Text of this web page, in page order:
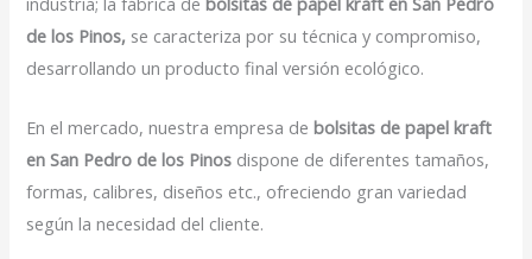
de los Pinos, se caracteriza por su técnica y compromiso,
desarrollando un producto final versión ecológico.
En el mercado, nuestra empresa debolsitas de papel kraft
en San Pedro de los Pinos dispone de diferentes tamaños,
formas, calibres, diseños etc., ofreciendo gran variedad
según la necesidad del cliente.